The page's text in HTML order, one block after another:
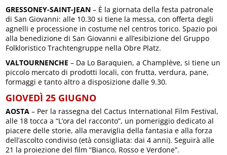
GRESSONEY-SAINT-JEAN – È la giornata della festa patronale
di San Giovanni: alle 10.30 si tiene la messa, con offerta degli
agnelli e processione in costume nel centros torico. Spazio poi
alla benedizione di San Giovanni e all’esibizione del Gruppo
Folkloristico Trachtengruppe nella Obre Platz.
VALTOURNENCHE – Da Lo Baraquien, a Champlève, si tiene un
piccolo mercato di prodotti locali, con frutta, verdura, pane,
formaggi e tanto altro a disposizione dalle 9.30.
GIOVEDÌ 25 GIUGNO
AOSTA – Per la rassegna del Cactus International Film Festival,
alle 18 tocca a “L’ora del racconto”, un pomeriggio dedicato al
piacere delle storie, alla meraviglia della fantasia e alla forza
dell’ascolto condiviso (età consigliata: dai 4 anni). Seguirà alle
21 la proiezione del film “Bianco, Rosso e Verdone”.